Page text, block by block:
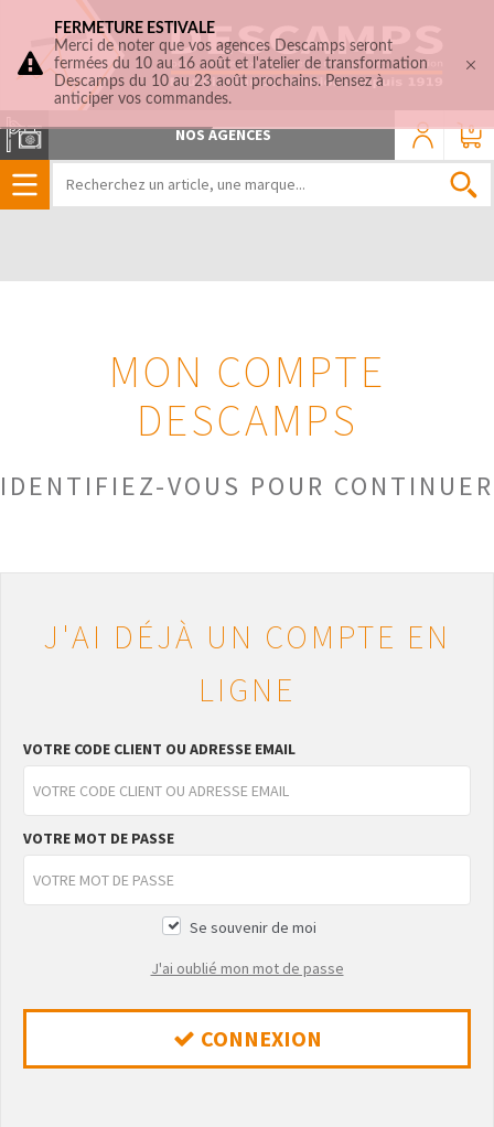
0
NOS AGENCES
MON COMPTE
DESCAMPS
IDENTIFIEZ-VOUS POUR CONTINUER
J'AI DÉJÀ UN COMPTE EN
LIGNE
VOTRE CODE CLIENT OU ADRESSE EMAIL
VOTRE MOT DE PASSE
Se souvenir de moi
J'ai oublié mon mot de passe
CONNEXION
FERMETURE ESTIVALE
Merci de noter que vos agences Descamps seront
fermées du 10 au 16 août et l'atelier de transformation
Descamps du 10 au 23 août prochains. Pensez à
anticiper vos commandes.